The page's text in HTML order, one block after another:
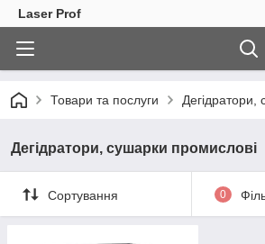
Laser Prof
Товари та послуги Дегідратори,
Дегідратори, сушарки промислові
Сортування 0